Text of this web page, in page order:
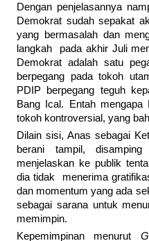
Dengan penjelasannya
Demokrat sudah sepakat
yang bermasalah dan
langkah pada akhir Juli
Demokrat adalah satu
berpegang pada tokoh
PDIP berpegang teguh
Bang Ical. Entah mengapa
tokoh kontroversial, yang
Dilain sisi, Anas sebagai
berani tampil,
menjelaskan ke publik
dia tidak menerima
dan momentum yang ada
sebagai sarana untuk
memimpin.
Kepemimpinan menurut